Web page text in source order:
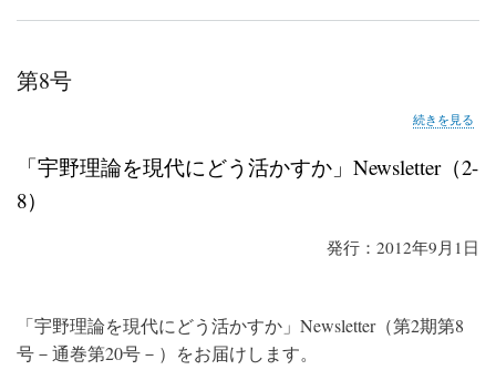
第8号
第
の
続きを見る
「宇野理論を現代にどう活かすか」Newsletter（2-
8）
発行：2012年9月1日
「宇野理論を現代にどう活かすか」Newsletter（第2期第8
号－通巻第20号－）をお届けします。